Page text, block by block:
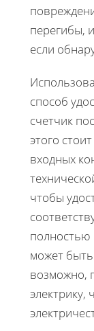
перегибы,
если
способ
счетчик
этого
входных
чтобы
полностью
может
возможно,